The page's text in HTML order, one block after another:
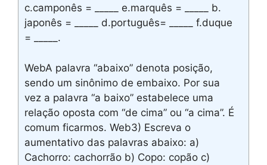
c.camponês = _____ e.marquês = _____ b.
japonês = _____ d.português= _____ f.duque
= _____.
WebA palavra “abaixo” denota posição,
sendo um sinônimo de embaixo. Por sua
vez a palavra “a baixo” estabelece uma
relação oposta com “de cima” ou “a cima”. É
comum ficarmos. Web3) Escreva o
aumentativo das palavras abaixo: a)
Cachorro: cachorrão b) Copo: copão c)